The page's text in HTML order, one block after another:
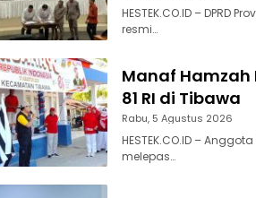
HESTEK.CO.ID – DPRD
resmi…
Manaf Hamzah
81 RI di Tibawa
Rabu, 5 Agustus 2026
HESTEK.CO.ID –
melepas…